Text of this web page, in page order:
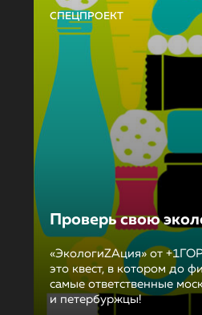
СПЕЦПРОЕКТ
Проверь свою
«ЭкологиZAция» от
это квест, в котором до
самые ответственные
и петербуржцы!